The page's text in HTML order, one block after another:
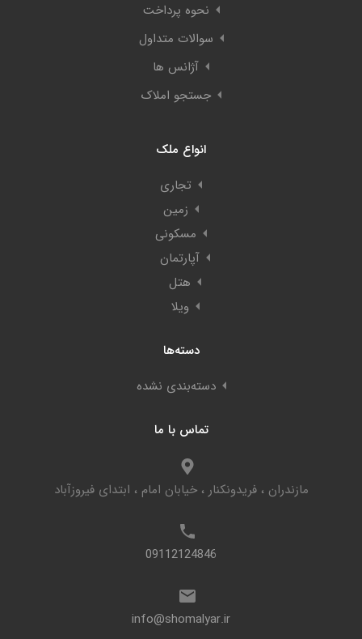
نحوه پرداخت
سوالات متداول
آژانس ها
جستجو املاک
انواع ملک
تجاری
زمین
مسکونی
آپارتمان
هتل
ویلا
دسته‌ها
دسته‌بندی نشده
تماس با ما
مازندران ، فریدونکنار ، خیابان امام ، ابتدای فیروزآباد
09112124846
info@shomalyar.ir